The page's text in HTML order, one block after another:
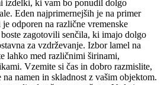
izdelki, ki vam bo ponudil dolgo
Eden najprimernejših je na primer
odporen na različne vremenske
zagotovili senčila, ki imajo dolgo
za vzdrževanje. Izbor lamel na
lahko med različnimi širinami,
Vzemite si čas in dobro razmislite,
namen in skladnost z vašim objektom.